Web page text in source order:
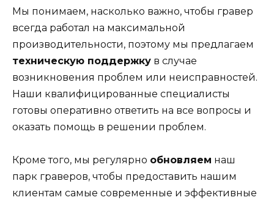
Мы понимаем, насколько важно, чтобы гравер
всегда работал на максимальной
производительности, поэтому мы предлагаем
техническую поддержку в случае
возникновения проблем или неисправностей.
Наши квалифицированные специалисты
готовы оперативно ответить на все вопросы и
оказать помощь в решении проблем.
Кроме того, мы регулярно обновляем наш
парк граверов, чтобы предоставить нашим
клиентам самые современные и эффективные